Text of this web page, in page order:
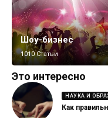
Шоу-бизнес
1010 Статьи
Это интересно
НАУКА И
Как